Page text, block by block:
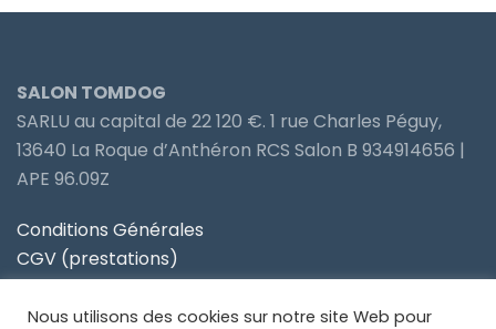
SALON TOMDOG
SARLU au capital de 22 120 €. 1 rue Charles Péguy,
13640 La Roque d’Anthéron RCS Salon B 934914656 |
APE 96.09Z
Conditions Générales
CGV (prestations)
Politique de confidentialité
Nous utilisons des cookies sur notre site Web pour